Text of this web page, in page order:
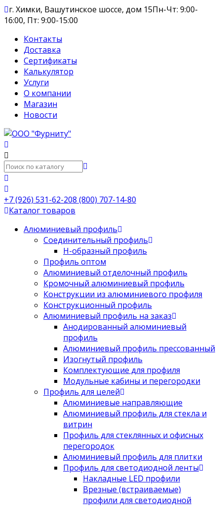
г. Химки, Вашутинское шоссе, дом 15Пн-Чт: 9:00-
16:00, Пт: 9:00-15:00
Контакты
Доставка
Сертификаты
Калькулятор
Услуги
О компании
Магазин
Новости
+7 (926) 531-62-208 (800) 707-14-80
Каталог товаров
Алюминиевый профиль
Соединительный профиль
Н-образный профиль
Профиль оптом
Алюминиевый отделочный профиль
Кромочный алюминиевый профиль
Конструкции из алюминиевого профиля
Конструкционный профиль
Алюминиевый профиль на заказ
Анодированный алюминиевый
профиль
Алюминиевый профиль прессованный
Изогнутый профиль
Комплектующие для профиля
Модульные кабины и перегородки
Профиль для целей
Алюминиевые направляющие
Алюминиевый профиль для стекла и
витрин
Профиль для стеклянных и офисных
перегородок
Алюминиевый профиль для плитки
Профиль для светодиодной ленты
Накладные LED профили
Врезные (встраиваемые)
профили для светодиодной